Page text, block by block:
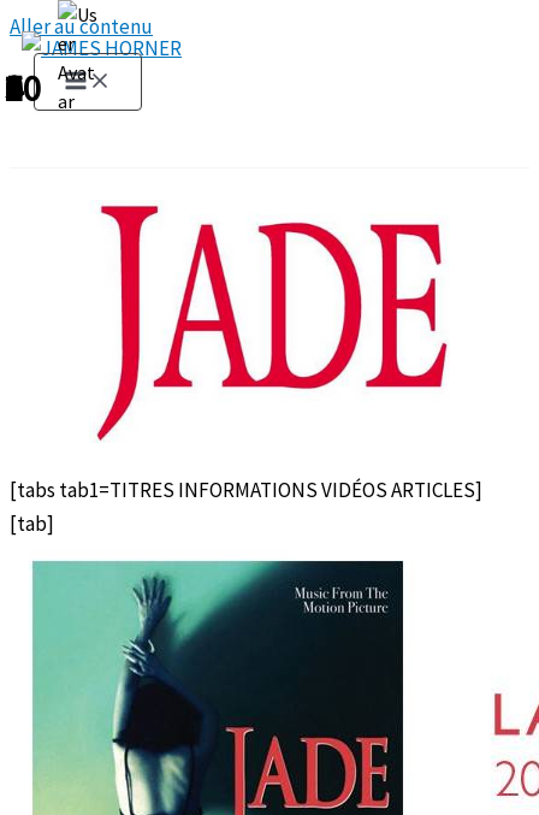
Aller au contenu
[tabs tab1=TITRES INFORMATIONS VIDÉOS ARTICLES]
[tab]
1
2
3
4
5
6
7
8
9
10